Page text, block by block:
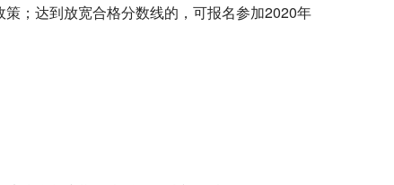
；达到放宽合格分数线的，可报名参加2020年